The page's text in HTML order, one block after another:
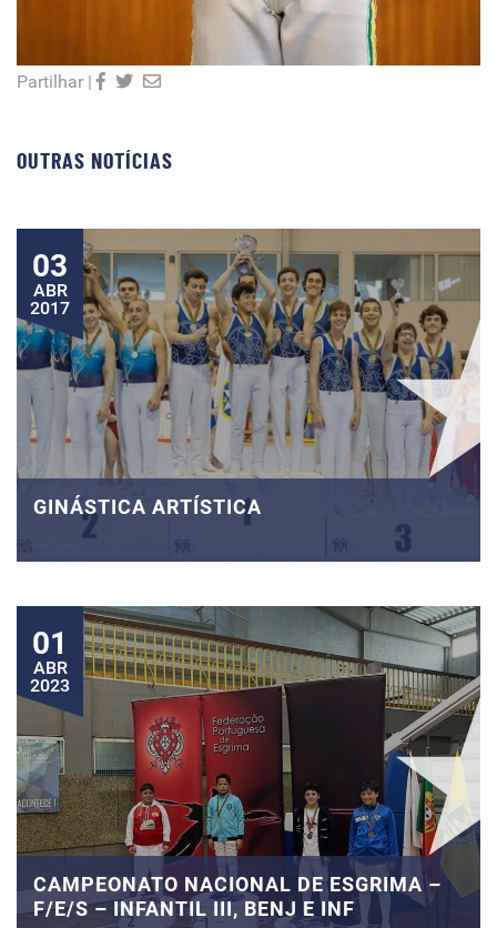
Partilhar |
OUTRAS NOTÍCIAS
03
ABR
2017
GINÁSTICA ARTÍSTICA
01
ABR
2023
CAMPEONATO NACIONAL DE ESGRIMA –
F/E/S – INFANTIL III, BENJ E INF